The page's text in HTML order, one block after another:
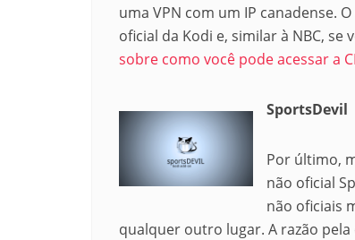
uma VPN com um IP canadense.
oficial da Kodi e, similar à NBC, se
sobre como você pode acessar a
SportsDevil
Por último,
não oficial
não oficiais
qualquer outro lugar. A razão